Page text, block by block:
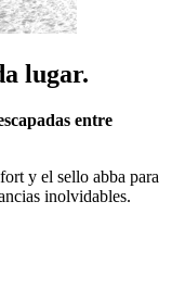
lugar.
entre
y el sello abba para
inolvidables.